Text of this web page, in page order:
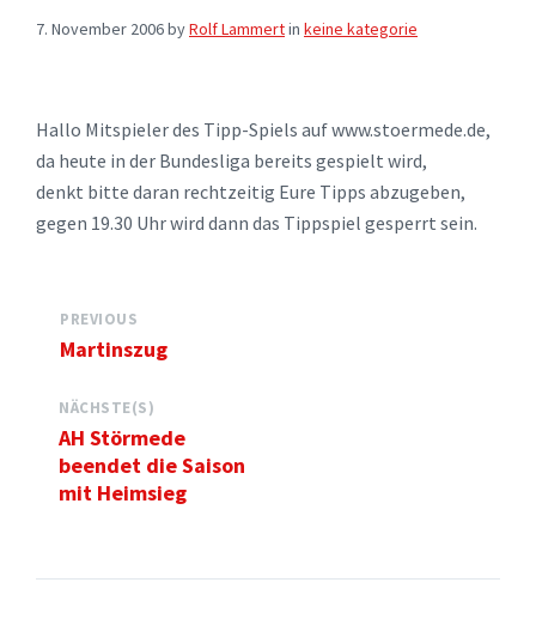
7. November 2006byRolf Lammertin keine kategorie
Hallo Mitspieler des Tipp-Spiels auf www.stoermede.de,
da heute in der Bundesliga bereits gespielt wird,
denkt bitte daran rechtzeitig Eure Tipps abzugeben,
gegen 19.30 Uhr wird dann das Tippspiel gesperrt sein.
PREVIOUS
Martinszug
NÄCHSTE(S)
AH Störmede
beendet die Saison
mit Heimsieg